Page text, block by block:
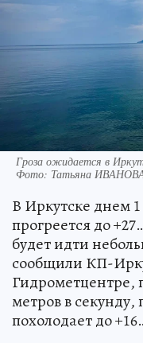
Гроза ожидается в
Фото: Татьяна
В Иркутске днем 1
прогреется до
будет идти
сообщили КП-
Гидрометцентре,
метров в секунду,
похолодает до